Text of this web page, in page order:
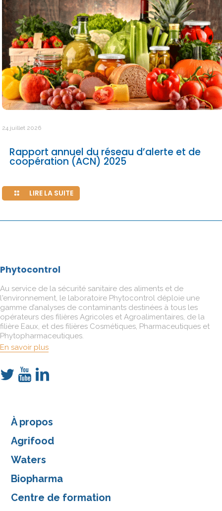
24 juillet 2026
Rapport annuel du réseau d’alerte et de
coopération (ACN) 2025
LIRE LA SUITE
Phytocontrol
Au service de la sécurité sanitaire des aliments et de
l'environnement, le laboratoire Phytocontrol déploie une
gamme d’analyses de contaminants destinées à tous les
opérateurs des filières Agricoles et Agroalimentaires, de la
filière Eaux, et des filières Cosmétiques, Pharmaceutiques et
Phytopharmaceutiques.
En savoir plus
À propos
Agrifood
Waters
Biopharma
Centre de formation